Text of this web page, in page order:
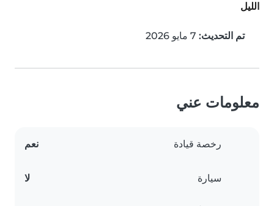
الليل
تم التحديث:
معلومات عني
رخصة قيادة نعم
سيارة لا